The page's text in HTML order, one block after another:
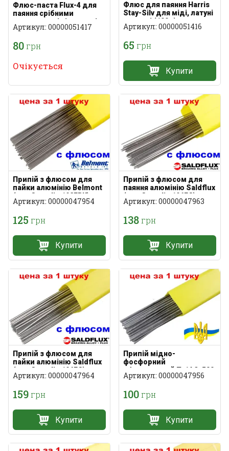
Флюс-паста Flux-4 для
паяння срібними
припоями міді та сталі
Артикул: 00000051417
80грн
Очікується
Флюс для паяння Harris
Stay-Silv для міді, латуні
та сталі (100 г)
Артикул: 00000051416
65 грн
Купити
Припій з флюсом для
пайки алюмінію Belmont
(тип Castolin 192FBK)
2х500 мм
Артикул: 00000047954
125 грн
Купити
Припій з флюсом для
паяння алюмінію Saldflux
(тип Castolin 196FC)
1.14х3х500 мм
Артикул: 00000047963
138грн
Купити
Припій з флюсом для
пайки алюмінію Saldflux
(тип Castolin 196FC)
1,3х3х500 мм
Артикул: 00000047964
159грн
Купити
Припій мідно-
фосфорний
офлюсований П-14 3х500
мм
Артикул: 00000047956
100грн
Купити